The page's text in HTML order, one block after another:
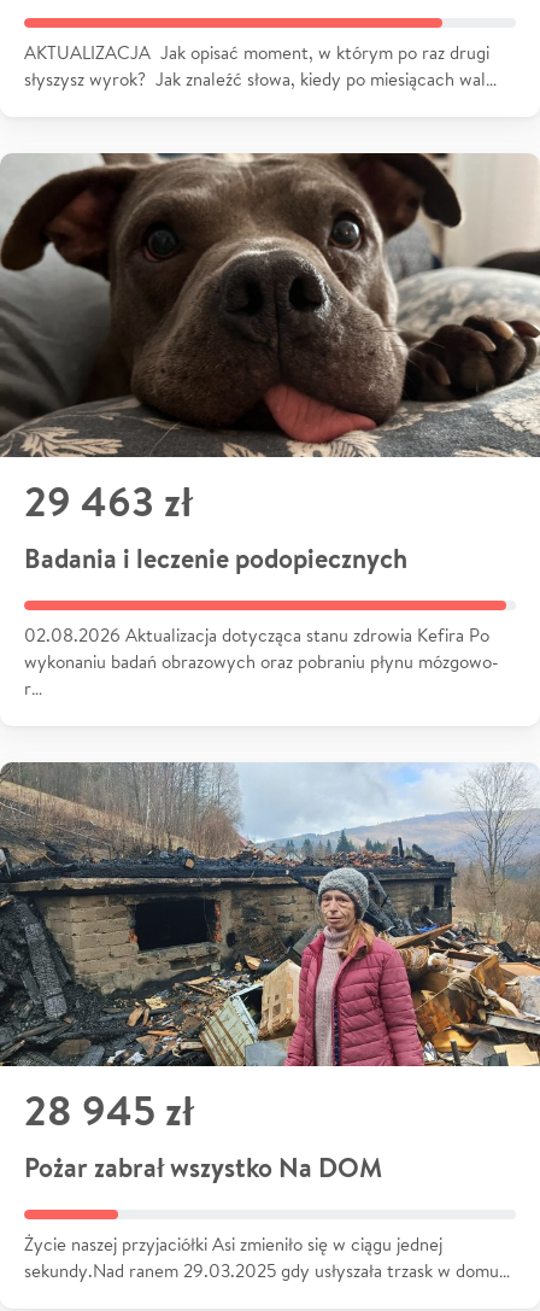
AKTUALIZACJA Jak opisać moment, w którym po raz drugi
słyszysz wyrok? Jak znaleźć słowa, kiedy po miesiącach wal…
29 463 zł
Badania i leczenie podopiecznych
02.08.2026 Aktualizacja dotycząca stanu zdrowia Kefira Po
wykonaniu badań obrazowych oraz pobraniu płynu mózgowo-
r…
28 945 zł
Pożar zabrał wszystko Na DOM
Życie naszej przyjaciółki Asi zmieniło się w ciągu jednej
sekundy.Nad ranem 29.03.2025 gdy usłyszała trzask w domu…